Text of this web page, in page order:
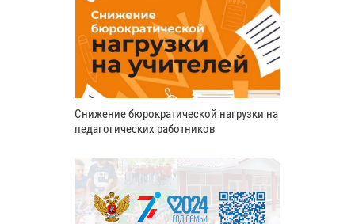
Снижение бюрократической нагрузки на
педагогических работников